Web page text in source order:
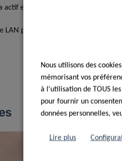
actif en tant qu’organe consultatif
LAN pour cette étape importante
Nous utilisons des
mémorisant vos
à l'utilisation de TOUS
pour fournir un
données personnelles,
Lire plus